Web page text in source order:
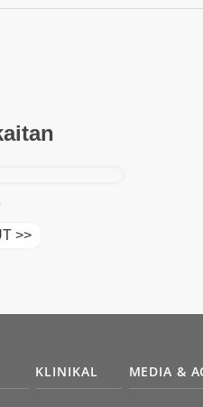
>>
KLINIKAL MEDIA &